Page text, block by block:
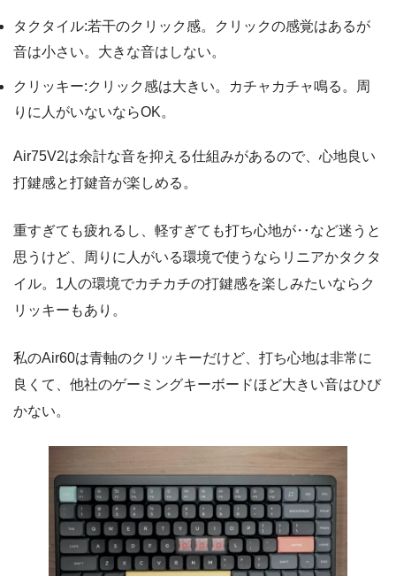
タクタイル:若干のクリック感。クリックの感覚はあるが
音は小さい。大きな音はしない。
クリッキー:クリック感は大きい。カチャカチャ鳴る。周
りに人がいないならOK。
Air75V2は余計な音を抑える仕組みがあるので、心地良い
打鍵感と打鍵音が楽しめる。
重すぎても疲れるし、軽すぎても打ち心地が‥など迷うと
思うけど、周りに人がいる環境で使うならリニアかタクタ
イル。1人の環境でカチカチの打鍵感を楽しみたいならク
リッキーもあり。
私のAir60は青軸のクリッキーだけど、打ち心地は非常に
良くて、他社のゲーミングキーボードほど大きい音はひび
かない。